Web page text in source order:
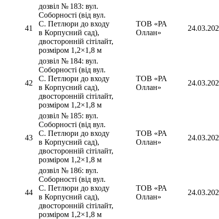
41
дозвіл № 183: вул.
Соборності (від вул.
С. Петлюри до входу
в Корпусний сад),
двосторонній сітілайт,
розміром 1,2×1,8 м
ТОВ «РА
Оллан»
42
дозвіл № 184: вул.
Соборності (від вул.
С. Петлюри до входу
в Корпусний сад),
двосторонній сітілайт,
розміром 1,2×1,8 м
ТОВ «РА
Оллан»
43
дозвіл № 185: вул.
Соборності (від вул.
С. Петлюри до входу
в Корпусний сад),
двосторонній сітілайт,
розміром 1,2×1,8 м
ТОВ «РА
Оллан»
44
дозвіл № 186: вул.
Соборності (від вул.
С. Петлюри до входу
в Корпусний сад),
двосторонній сітілайт,
розміром 1,2×1,8 м
ТОВ «РА
Оллан»